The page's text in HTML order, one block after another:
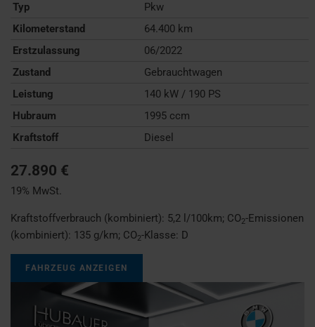
Typ
Pkw
Kilometerstand
64.400 km
Erstzulassung
06/2022
Zustand
Gebrauchtwagen
Leistung
140 kW / 190 PS
Hubraum
1995 ccm
Kraftstoff
Diesel
27.890 €
19% MwSt.
Kraftstoffverbrauch (kombiniert): 5,2 l/100km; CO2-Emissionen
(kombiniert): 135 g/km; CO2-Klasse: D
FAHRZEUG ANZEIGEN